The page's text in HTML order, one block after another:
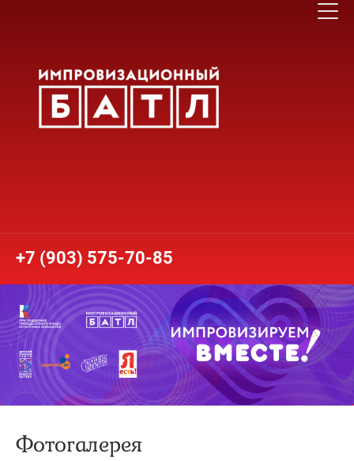
+7 (903) 575-70-85
Фотогалерея